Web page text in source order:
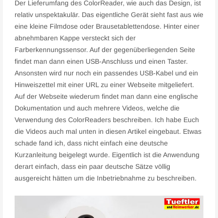
Der Lieferumfang des ColorReader, wie auch das Design, ist
relativ unspektakulär. Das eigentliche Gerät sieht fast aus wie
eine kleine Filmdose oder Brausetablettendose. Hinter einer
abnehmbaren Kappe versteckt sich der
Farberkennungssensor. Auf der gegenüberliegenden Seite
findet man dann einen USB-Anschluss und einen Taster.
Ansonsten wird nur noch ein passendes USB-Kabel und ein
Hinweiszettel mit einer URL zu einer Webseite mitgeliefert.
Auf der Webseite wiederum findet man dann eine englische
Dokumentation und auch mehrere Videos, welche die
Verwendung des ColorReaders beschreiben. Ich habe Euch
die Videos auch mal unten in diesen Artikel eingebaut. Etwas
schade fand ich, dass nicht einfach eine deutsche
Kurzanleitung beigelegt wurde. Eigentlich ist die Anwendung
derart einfach, dass ein paar deutsche Sätze völlig
ausgereicht hätten um die Inbetriebnahme zu beschreiben.